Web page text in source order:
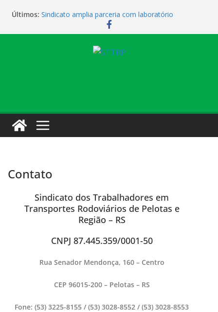
Últimos: Sindicato amplia parceria com laboratório
Sindicato homenageia a categoria pelo Dia do
Motorista
Sindicato realiza assembleia para orientar
cobradores sobre novas possibilidades de
Contato
Sindicato dos Trabalhadores em
Transportes Rodoviários de Pelotas e
Região – RS
CNPJ 87.445.359/0001-50
Rua Senador Mendonça, 160 – Centro
CEP 96015-200 – Pelotas – RS
Fone: (53) 3225-8155 / (53) 3028-8552 / (53) 3028-8553